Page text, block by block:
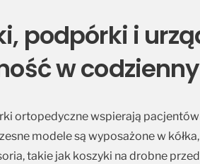
podpórki i
w
ortopedyczne wspierają
modele są wyposażone w
takie jak koszyki na drobne